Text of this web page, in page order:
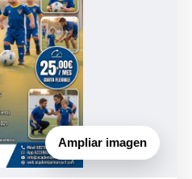
Ampliar imagen